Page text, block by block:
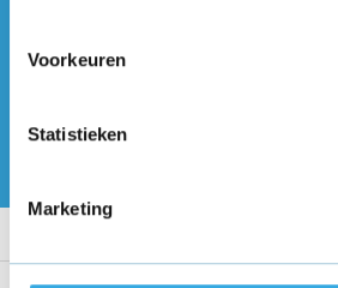
Voorkeuren
Statistieken
Marketing
promoties